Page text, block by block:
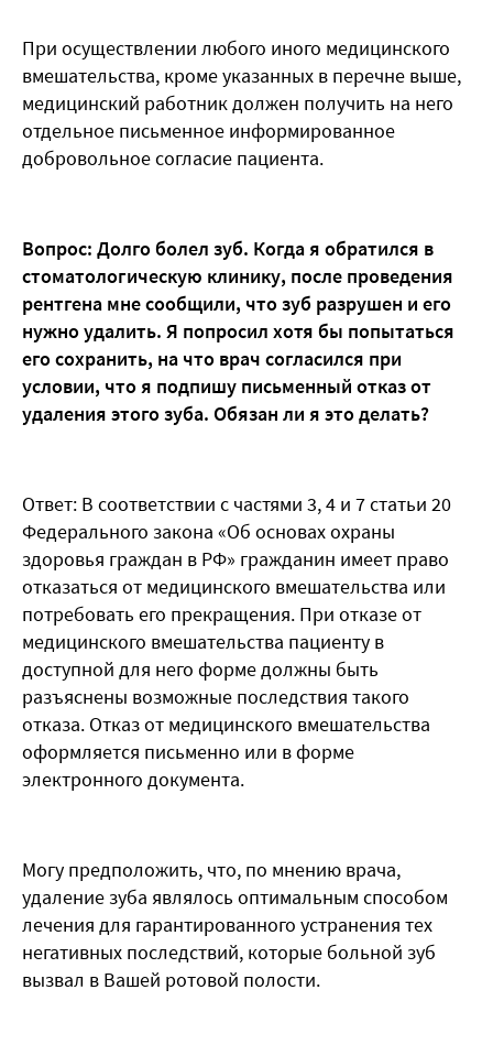
При осуществлении любого иного медицинского
вмешательства, кроме указанных в перечне выше,
медицинский работник должен получить на него
отдельное письменное информированное
добровольное согласие пациента.
Вопрос: Долго болел зуб. Когда я обратился в
стоматологическую клинику, после проведения
рентгена мне сообщили, что зуб разрушен и его
нужно удалить. Я попросил хотя бы попытаться
его сохранить, на что врач согласился при
условии, что я подпишу письменный отказ от
удаления этого зуба. Обязан ли я это делать?
Ответ: В соответствии с частями 3, 4 и 7 статьи 20
Федерального закона «Об основах охраны
здоровья граждан в РФ» гражданин имеет право
отказаться от медицинского вмешательства или
потребовать его прекращения. При отказе от
медицинского вмешательства пациенту в
доступной для него форме должны быть
разъяснены возможные последствия такого
отказа. Отказ от медицинского вмешательства
оформляется письменно или в форме
электронного документа.
Могу предположить, что, по мнению врача,
удаление зуба являлось оптимальным способом
лечения для гарантированного устранения тех
негативных последствий, которые больной зуб
вызвал в Вашей ротовой полости.